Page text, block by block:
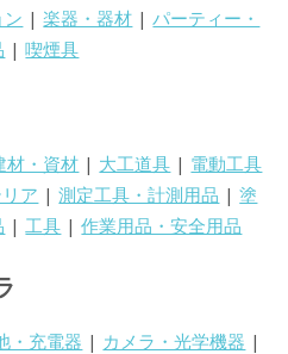
|楽器・器材 |パーティー・
|喫煙具
材・資材 | 大工道具 | 電動工具
ア |測定工具・計測用品 |塗
|工具 |作業用品・安全用品
・充電器 | カメラ・光学機器 |